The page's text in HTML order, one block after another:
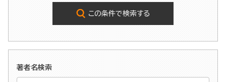
この条件で検索する
著者名検索